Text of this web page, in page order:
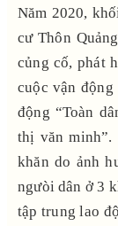
Năm 2020,
cư Thôn
củng cố, phát
cuộc vận
động “Toàn
thị văn minh”.
khăn do ảnh
ngưòi dân ở 3
tập trung lao